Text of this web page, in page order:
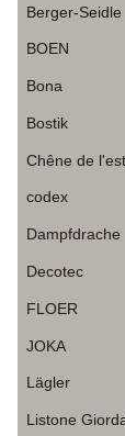
Berger-Seidle
BOEN
Bona
Bostik
Chêne de l'est
codex
Dampfdrache
Decotec
FLOER
JOKA
Lägler
Listone